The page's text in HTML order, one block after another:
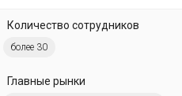
Количество сотрудников
более 30
Главные рынки